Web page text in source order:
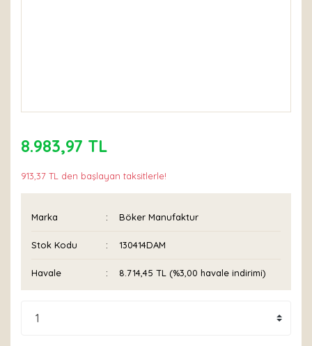
8.983,97 TL
913,37 TL den başlayan taksitlerle!
Marka Böker Manufaktur
Stok Kodu 130414DAM
Havale 8.714,45 TL (%3,00 havale indirimi)